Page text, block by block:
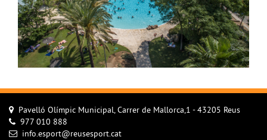
Pavelló Olímpic Municipal, Carrer de Mallorca,1 - 43205 Reus
977 010 888
info.esport@reusesport.cat